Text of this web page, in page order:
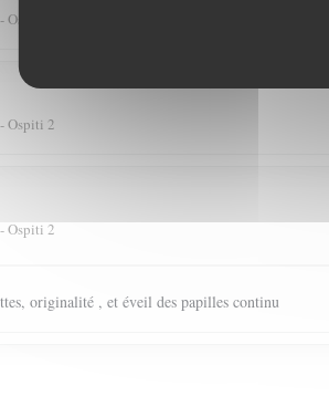
2
Ospiti 2
Ospiti 2
originalité , et éveil des papilles continu